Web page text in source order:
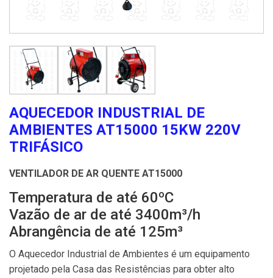
AQUECEDOR INDUSTRIAL DE
AMBIENTES AT15000 15KW 220V
TRIFÁSICO
VENTILADOR DE AR QUENTE AT15000
Temperatura de até 60ºC
Vazão de ar de até 3400m³/h
Abrangência de até 125m³
O Aquecedor Industrial de Ambientes é um equipamento
projetado pela Casa das Resistências para obter alto